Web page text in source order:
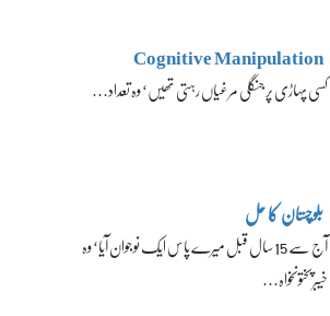
Cognitive Manipulation
کسی پہاڑی پر جنگلی مرغیاں رہتی تھیں‘ وہ تعداد…
بلوچستان کا حل
آج سے 15 سال قبل میرے پاس ایک نوجوان آیا‘ وہ
خیبرپختونخواہ…